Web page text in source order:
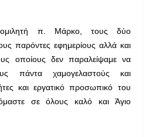
ομιλητή π. Μάρκο, τους δύο
παρόντες εφημερίους αλλά και
οποίους δεν παραλείψαμε να
πάντα χαμογελαστούς και
και εργατικό προσωπικό του
σε όλους καλό και Άγιο